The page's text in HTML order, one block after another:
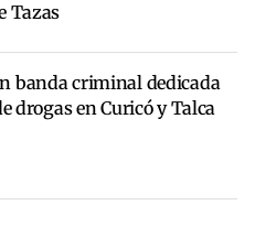
Tazas
banda criminal dedicada
drogas en Curicó y Talca